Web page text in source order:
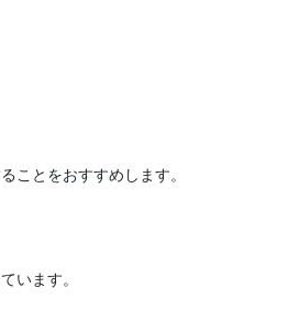
ことをおすすめします。
います。